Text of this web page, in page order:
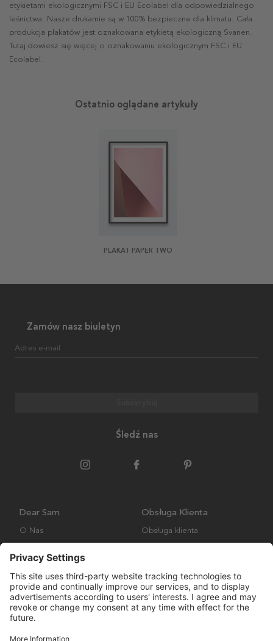
etykietami ekologicznymi FSC i EU Ecolabel dla odpowiedzialnego
leśnictwa. Nasze drukarnie są w 100% bezpieczne dla klimatu. Cała
produkcja plakatów jest oznakowana etykietą ekologiczną Svanen.
Tutaj dowiesz się więcej o oznakowaniu ekologicznym FSC i EU
Ecolabel.
Ostatnio oglądane artykuły
PLAKAT PAPER TWO
Zamów nasz biuletyn
Adres e-mail
Śledź nas
Dear Sam
O Nas
Obsługa Klienta
Obsługa klienta
Wysyłka i Dostawa